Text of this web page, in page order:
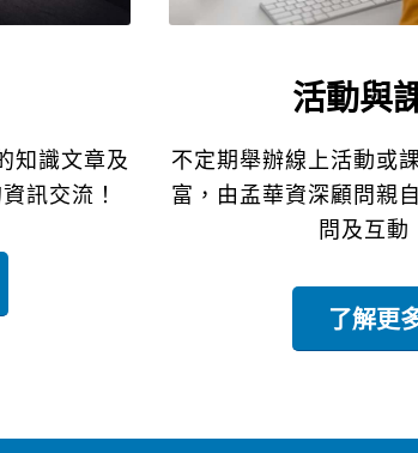
知識文章及
訊交流！
活動與
不定期舉辦線上活動或
富，由孟華資深顧問親
問及互動
了解更